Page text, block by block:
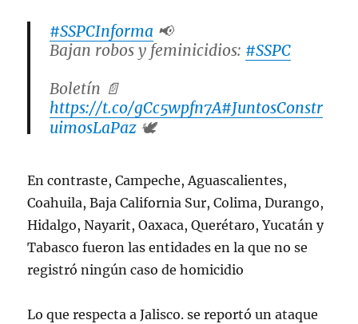
#SSPCInforma 📢
Bajan robos y feminicidios: #SSPC
Boletín 📄
https://t.co/gCc5wpfn7A#JuntosConstr
uimosLaPaz 🕊️
— Secretaría de Seguridad y Protección
Ciudadana (@SSPCMexico)May 14,
2024
En contraste, Campeche, Aguascalientes,
Coahuila, Baja California Sur, Colima, Durango,
Hidalgo, Nayarit, Oaxaca, Querétaro, Yucatán y
Tabasco fueron las entidades en la que no se
registró ningún caso de homicidio
Lo que respecta a Jalisco. se reportó un ataque